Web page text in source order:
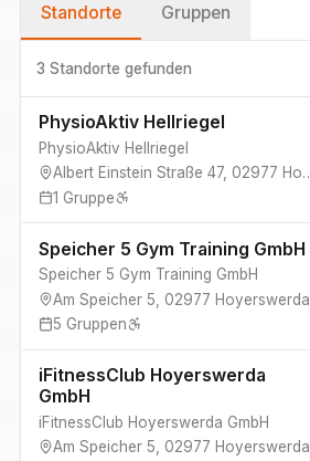
Standorte Gruppen
3 Standorte gefunden
PhysioAktiv Hellriegel
PhysioAktiv Hellriegel
Albert Einstein Straße 47, 02977 Hoyerswerda
1 Gruppe
Speicher 5 Gym Training GmbH
Speicher 5 Gym Training GmbH
Am Speicher 5
02977 Hoyerswerda
5 Gruppen
iFitnessClub Hoyerswerda
GmbH
iFitnessClub Hoyerswerda GmbH
Am Speicher 5
02977 Hoyerswerda